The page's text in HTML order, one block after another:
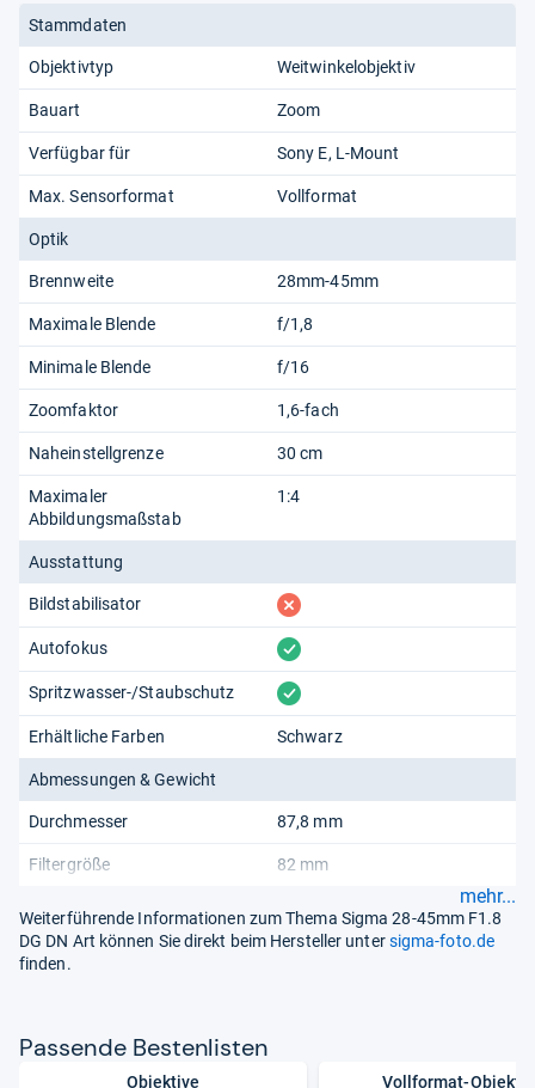
Stammdaten
Objektivtyp Weitwinkelobjektiv
Bauart Zoom
Verfügbar für Sony E L-Mount
Max. Sensorformat Vollformat
Optik
Brennweite 28mm-45mm
Maximale Blende f/1,8
Minimale Blende f/16
Zoomfaktor 1,6-fach
Naheinstellgrenze 30 cm
Maximaler
Abbildungsmaßstab
1:4
Ausstattung
Bildstabilisator fehlt
Autofokus vorhanden
Spritzwasser-/Staubschutz vorhanden
Erhältliche Farben Schwarz
Abmessungen & Gewicht
Durchmesser 87,8 mm
Filtergröße 82 mm
mehr...
Weiterführende Informationen zum Thema Sigma 28-45mm F1.8
DG DN Art können Sie direkt beim Hersteller untersigma-foto.de
finden.
Pas­sende Bes­ten­lis­ten
Objektive Vollformat-